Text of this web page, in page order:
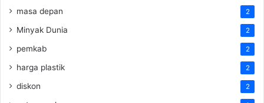
masa depan 2
Minyak Dunia 2
pemkab 2
harga plastik 2
diskon 2